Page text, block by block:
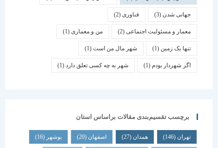
جهانی شدن(3) فناوری (2)
معمار و مسئولیت اجتماعی (2) من و معماری (1)
تنها یک زمین(1) شهر مال من است(1)
اگر شهردار بودم (1) شهر به چه کسی تعلق دارد(1)
برچسب تقسیم‌بندی مقالات براساس استان
همدان اصفهان (20) بوشهر